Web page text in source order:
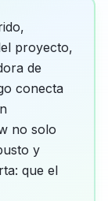
proyecto,
de
conecta
no solo
y
que el